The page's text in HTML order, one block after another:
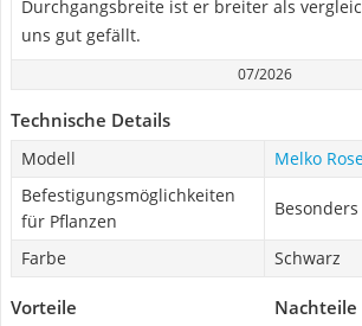
Durchgangsbreite ist er breiter als
uns gut gefällt.
07/2026
Technische Details
Modell
Melko
Befestigungsmöglichkeiten
für Pflanzen
Farbe Schwarz
Vorteile Nachteile